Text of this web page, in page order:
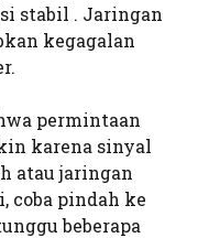
stabil . Jaringan
kegagalan
permintaan
karena sinyal
atau jaringan
coba pindah ke
beberapa